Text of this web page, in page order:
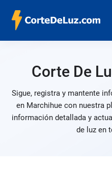
Corte De
Sigue, registra y mantente
en Marchihue con nuestra
información detallada y
de luz en